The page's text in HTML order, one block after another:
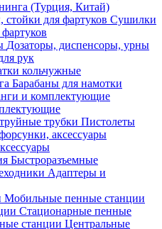
(Турция, Китай)
Сушилки
Дозаторы, диспенсоры, урны
рук
кольчужные
Барабаны для намотки
Пистолеты
Быстроразъемные
Адаптеры и
Мобильные пенные станции
Стационарные пенные
Центральные